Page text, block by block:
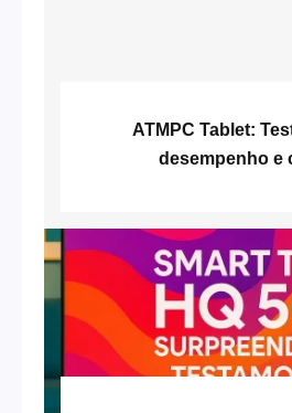
ATMPC Tablet:
desempenho e